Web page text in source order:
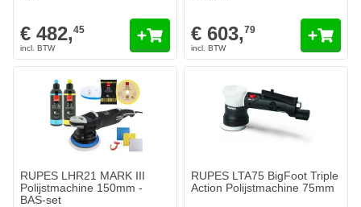
€ 482,45 € 603,79
RUPES LHR21 MARK III
Polijstmachine 150mm -
BAS-set
RUPES LTA75 BigFoot Triple
Action Polijstmachine 75mm